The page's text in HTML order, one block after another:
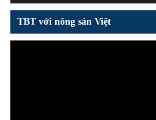
TBT với nông sản Việt